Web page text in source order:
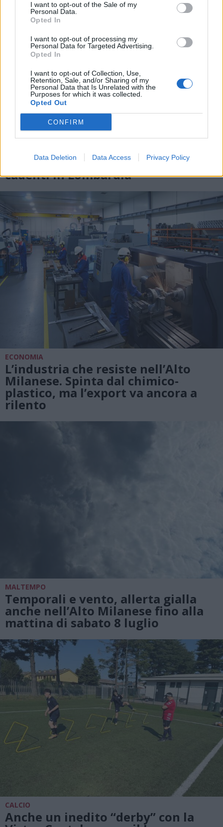
I want to opt-out of the Sale of my
Personal Data.
Opted In
I want to opt-out of processing my
Personal Data for Targeted Advertising.
Opted In
I want to opt-out of Collection, Use,
Retention, Sale, and/or Sharing of my
Personal Data that Is Unrelated with the
Purposes for which it was collected.
Opted Out
CONFIRM
Data Deletion Data Access Privacy Policy
Tra stelle, trekking ed
enogastronomia e notte di San
Lorenzo. Dove vedere le stelle
cadenti in Lombardia
ECONOMIA
L’industria che resiste nell’Alto
Milanese. Spinta dal chimico-
plastico, ma l’export va ancora a
rilento
MALTEMPO
Temporali e vento, allerta gialla
anche nell’Alto Milanese fino alla
mattina di sabato 8 luglio
CALCIO
Anche un inedito “derby” con la